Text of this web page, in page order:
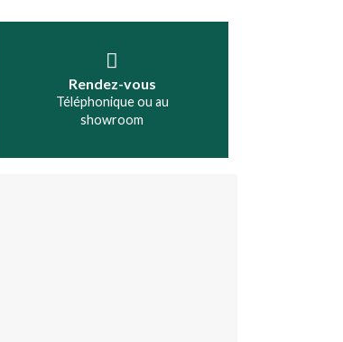
Rendez-vous
Téléphonique ou au
showroom